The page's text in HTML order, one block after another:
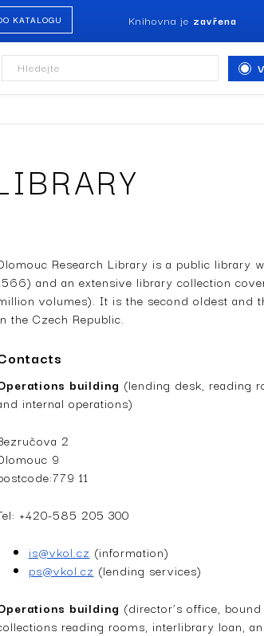
KATALOGU Knihovna je zavřena
Hledejte
Res­earch Library is a public library
and an extensive library collection
volumes). It is the second oldest and
the Czech Republic.
building (lending desk, reading
internal operations)
2
9
11­­­
+420-585 205 300
is@vkol.cz (information)
ps@vkol.cz (lending services)
building (director’s office,
reading rooms, interlibrary loan,